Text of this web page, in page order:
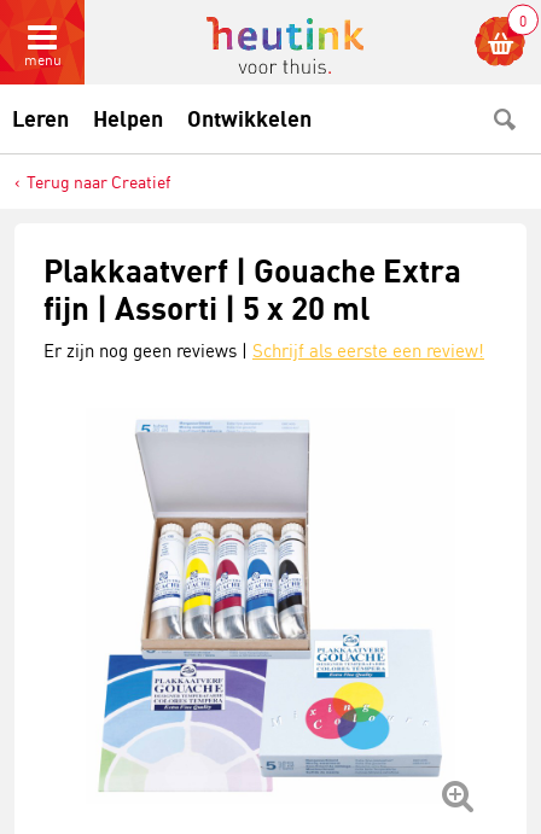
menu
0
Leren Helpen Ontwikkelen
Terug naar Creatief
Plakkaatverf | Gouache Extra
fijn | Assorti | 5 x 20 ml
Er zijn nog geen reviews | Schrijf als eerste een review!